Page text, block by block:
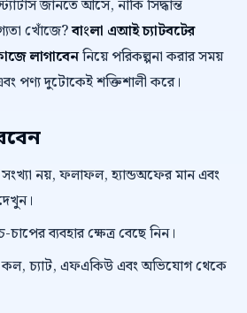
জানতে আসে, নাকি সিদ্ধান্ত
খোঁজে?বাংলা এআই চ্যাটবটের
লাগাবেননিয়ে পরিকল্পনা করার সময়
পণ্য দুটোকেই শক্তিশালী করে।
নয়, ফলাফল, হ্যান্ডঅফের মান এবং
চাপের ব্যবহার ক্ষেত্র বেছে নিন।
কল, চ্যাট, এফএকিউ এবং অভিযোগ থেকে